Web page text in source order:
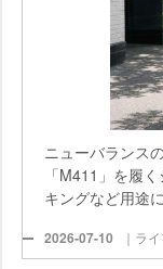
ニューバランス
「M411」を履
キングなど用途
2026-07-10 ｜ライ